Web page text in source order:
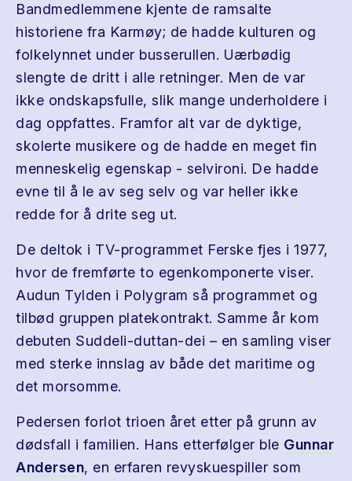
Bandmedlemmene kjente de ramsalte
historiene fra Karmøy; de hadde kulturen og
folkelynnet under busserullen. Uærbødig
slengte de dritt i alle retninger. Men de var
ikke ondskapsfulle, slik mange underholdere i
dag oppfattes. Framfor alt var de dyktige,
skolerte musikere og de hadde en meget fin
menneskelig egenskap - selvironi. De hadde
evne til å le av seg selv og var heller ikke
redde for å drite seg ut.
De deltok i TV-programmet Ferske fjes i 1977,
hvor de fremførte to egenkomponerte viser.
Audun Tylden i Polygram så programmet og
tilbød gruppen plate­kontrakt. Samme år kom
debuten Suddeli-duttan-dei – en samling viser
med sterke innslag av både det maritime og
det morsomme.
Pedersen forlot trioen året etter på grunn av
dødsfall i familien. Hans etterfølger ble Gunnar
Andersen, en erfaren revyskuespiller som